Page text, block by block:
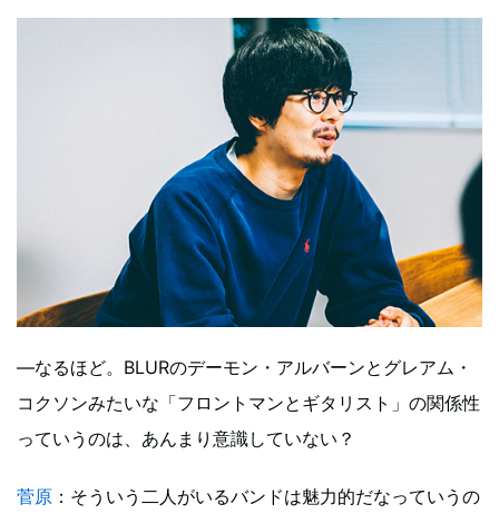
―なるほど。BLURのデーモン・アルバーンとグレアム・
コクソンみたいな「フロントマンとギタリスト」の関係性
っていうのは、あんまり意識していない？
菅原 ：そういう二人がいるバンドは魅力的だなっていうの